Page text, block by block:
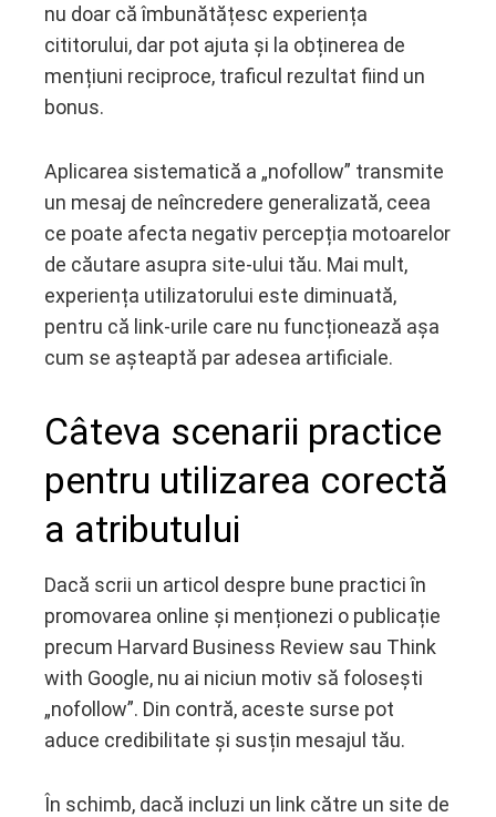
nu doar că îmbunătățesc experiența
cititorului, dar pot ajuta și la obținerea de
mențiuni reciproce, traficul rezultat fiind un
bonus.
Aplicarea sistematică a „nofollow” transmite
un mesaj de neîncredere generalizată, ceea
ce poate afecta negativ percepția motoarelor
de căutare asupra site-ului tău. Mai mult,
experiența utilizatorului este diminuată,
pentru că link-urile care nu funcționează așa
cum se așteaptă par adesea artificiale.
Câteva scenarii practice
pentru utilizarea corectă
a atributului
Dacă scrii un articol despre bune practici în
promovarea online și menționezi o publicație
precum Harvard Business Review sau Think
with Google, nu ai niciun motiv să folosești
„nofollow”. Din contră, aceste surse pot
aduce credibilitate și susțin mesajul tău.
În schimb, dacă incluzi un link către un site de